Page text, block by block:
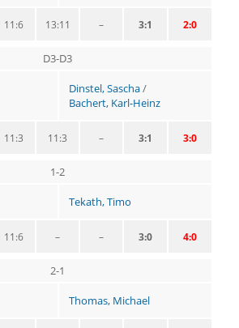
2:0
3:1
–
13:11
11:6
D3-D3
Dinstel, Sascha/
Bachert, Karl-Heinz
3:0
3:1
–
11:3
11:3
1-2
Tekath, Timo
4:0
3:0
–
–
11:6
2-1
Thomas, Michael